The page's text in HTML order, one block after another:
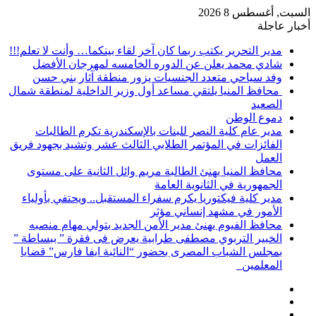
السبت, أغسطس 8 2026
أخبار عاجلة
مدير التحرير يكتب ربما كان آخر لقاء بينكما… وأنت لا تعلم!!!
شادي محمد يعلن عن الدوره الخامسه لمهرجان الأفضل
وفد سياحي متعدد الجنسيات يزور منطقة آثار بني حسن
محافظ المنيا يلتقي مساعد أول وزير الداخلية لمنطقة شمال
الصعيد
دموع الوطن
مدير عام كلية النصر للبنات بالإسكندرية تكرم الطالبات
الفائزات في المؤتمر الطلابي الثالث عشر وتشيد بجهود فريق
العمل
محافظ المنيا يهنئ الطالبة مريم وائل الثانية على مستوى
الجمهورية في الثانوية العامة
مدير كلية فيكتوريا يكرم سفراء المستقبل.. ويحتفي بأولياء
الأمور في مشهد إنساني مؤثر
محافظ الفيوم يهنئ مدير الأمن الجديد بتولي مهام منصبه
الخبير التربوي مصطفى طرابية يعرض فى فقرة ” ببساطة ”
بمجلس الشباب المصرى بحضور “النائبة ايفا فارس” قضايا
المعلمين